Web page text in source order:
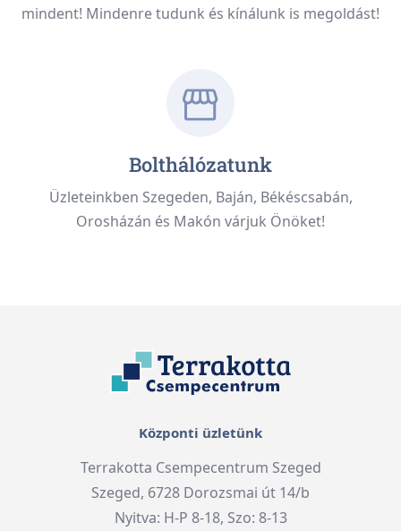
mindent! Mindenre tudunk és kínálunk is megoldást!
Bolthálózatunk
Üzleteinkben Szegeden, Baján, Békéscsabán,
Orosházán és Makón várjuk Önöket!
Központi üzletünk
Terrakotta Csempecentrum Szeged
Szeged, 6728 Dorozsmai út 14/b
Nyitva: H-P 8-18, Szo: 8-13